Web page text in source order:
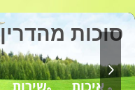
סוכות מהדרין